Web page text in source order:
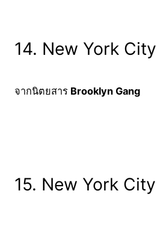
14. New York
จากนิตยสาร Brooklyn Gang
15. New York